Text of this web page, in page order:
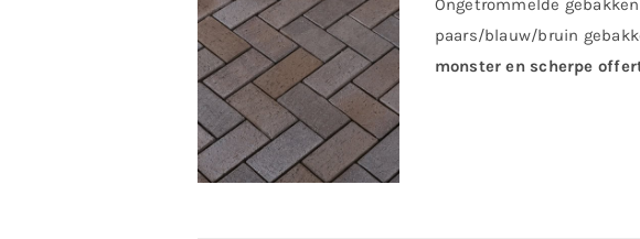
Ongetrommelde
paars/blauw/bruin
monster en scherpe